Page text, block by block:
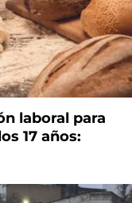
laboral para
17 años: